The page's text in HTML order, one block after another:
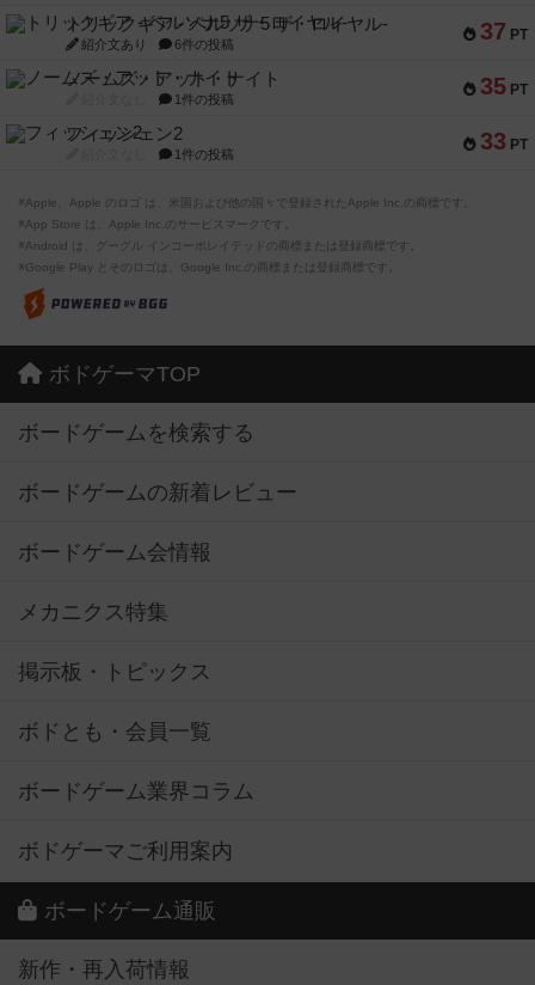
37 PT
トリックギア - ペルソナ5 ザ・ロイヤル-
紹介文あり 6件の投稿
35 PT
ノームズ・アット・ナイト
1件の投稿
33 PT
フィッシェン2
1件の投稿
※Apple、Apple のロゴ は、米国および他の国々で登録されたApple Inc.の商標です。
※App Store は、Apple Inc.のサービスマークです。
※Android は、グーグル インコーポレイテッドの商標または登録商標です。
※Google Play とそのロゴは、Google Inc.の商標または登録商標です。
ボドゲーマTOP
ボードゲームを検索する
ボードゲームの新着レビュー
ボードゲーム会情報
メカニクス特集
掲示板・トピックス
ボドとも・会員一覧
ボードゲーム業界コラム
ボドゲーマご利用案内
ボードゲーム通販
新作・再入荷情報